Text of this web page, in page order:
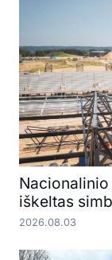
iškeltas
2026.08.03